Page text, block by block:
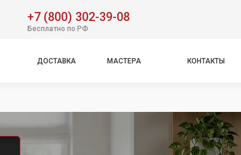
+7 (800) 302-39-08
Бесплатно по РФ
ДОСТАВКА МАСТЕРА КОНТАКТЫ